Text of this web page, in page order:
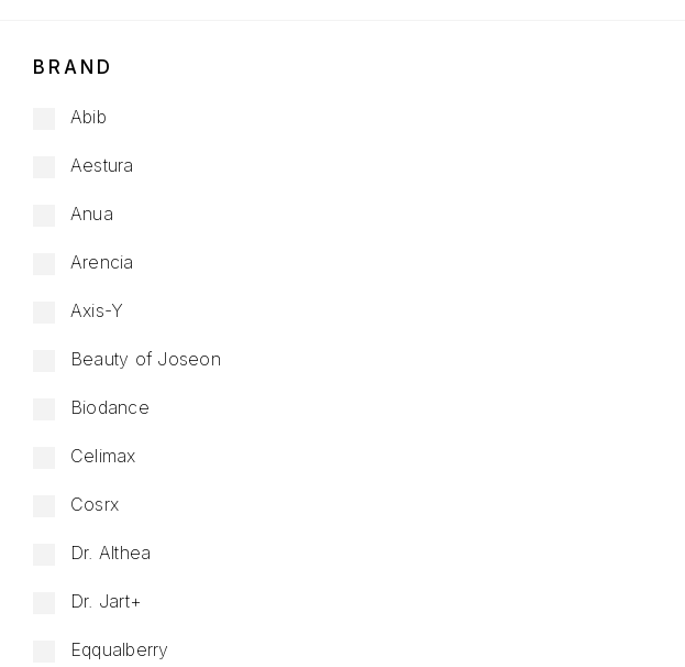
BRAND
Abib
Aestura
Anua
Arencia
Axis-Y
Beauty of Joseon
Biodance
Celimax
Cosrx
Dr. Althea
Dr. Jart+
Eqqualberry